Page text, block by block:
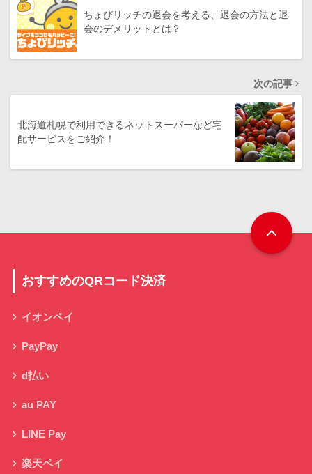
ちょびリッチの退会を考える、退会の方法と退
会のデメリットとは？
次の記事
北海道札幌で利用できるネットスーパーなど宅
配サービスをご紹介！
おすすめのQRコード決済
イオンペイ
PayPay
d払い
au PAY
LINE Pay
楽天ペイ